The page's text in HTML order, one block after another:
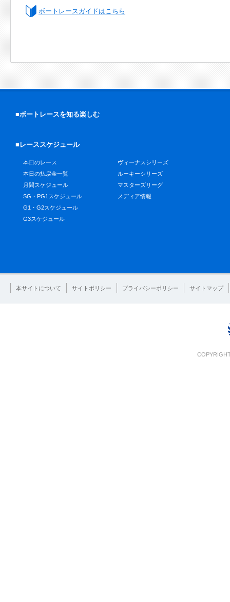
ボートレースガイドはこちら
■ボートレースを知る楽しむ
■レーススケジュール
本日のレース
本日の払戻金一覧
月間スケジュール
SG・PG1スケジュール
G1・G2スケジュール
G3スケジュール
ヴィーナスシリーズ
ルーキーシリーズ
マスターズリーグ
メディア情報
本サイトについて サイトポリシー プライバシーポリシー サイトマップ